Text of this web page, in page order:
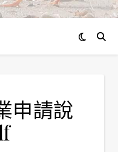
申請說